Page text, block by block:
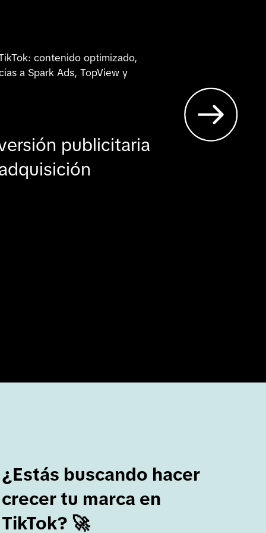
best practices para
fiestas de TikTok
contenido optimizado,
a Spark Ads, TopView y
publicitaria
¿Estás buscando hacer
crecer tu marca en
TikTok? 🚀